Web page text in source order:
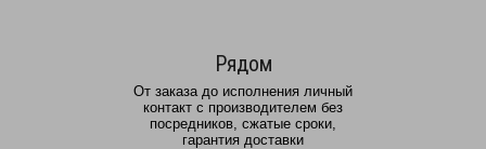
Рядом
От заказа до исполнения личный
контакт с производителем без
посредников, сжатые сроки,
гарантия доставки